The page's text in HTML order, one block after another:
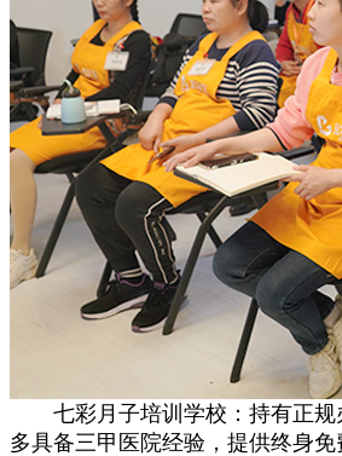
七彩月子培训学校：持有正规
多具备三甲医院经验，提供终身